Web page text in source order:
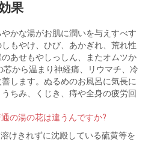
果
かな湯がお肌に潤いを与えすべす
もやけ、ひび、あかぎれ、荒れ性
あせもやしっしん、またオムツか
芯から温まり神経痛、リウマチ、冷
します。ぬるめのお風呂に気長に
ちみ、くじき、痔や全身の疲労回
の湯の花は違うんですか?
けきれずに沈殿している硫黄等を